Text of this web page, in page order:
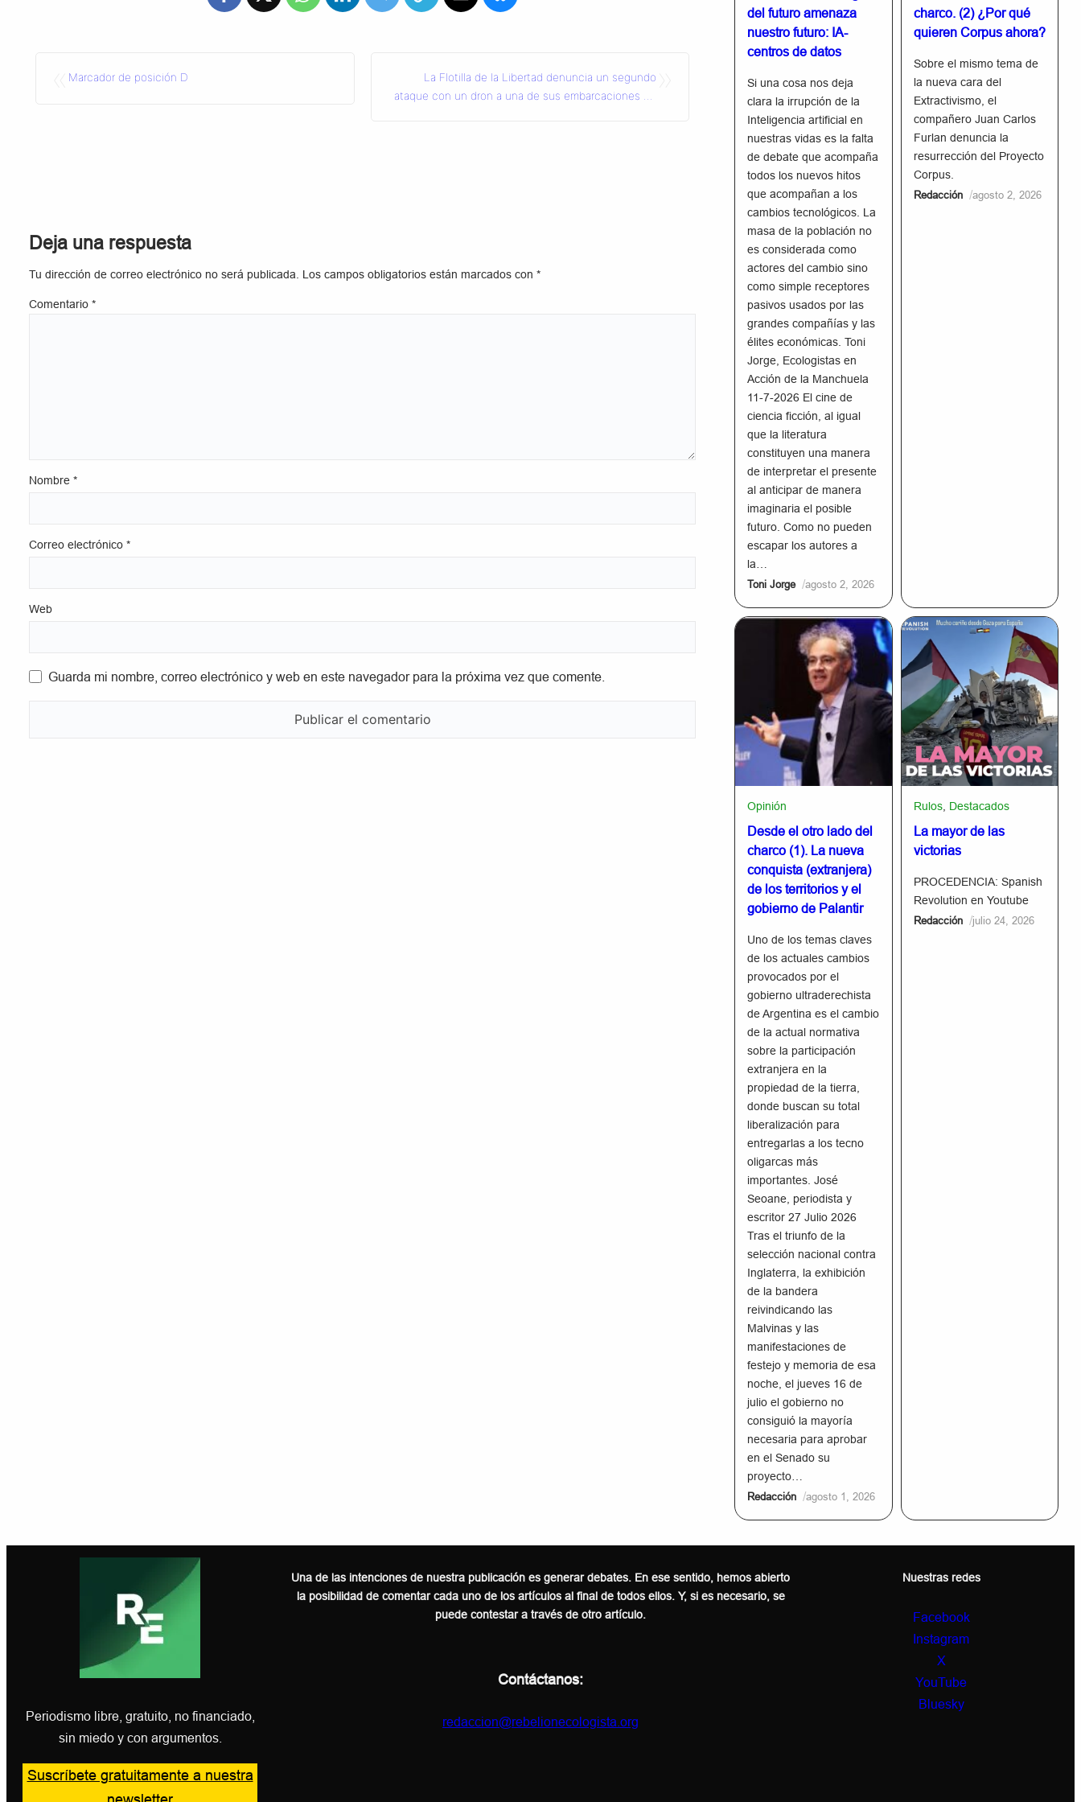
Marcador de posición D
La Flotilla de la Libertad denuncia un segundo
ataque con un dron a una de sus embarcaciones en
Deja una respuesta
Tu dirección de correo electrónico no será publicada. Los campos obligatorios están marcados con *
Comentario *
Nombre *
Correo electrónico *
Web
Guarda mi nombre, correo electrónico y web en este navegador para la próxima vez que comente.
del futuro amenaza
nuestro futuro: IA-
centros de datos
Si una cosa nos deja
clara la irrupción de la
Inteligencia artificial en
nuestras vidas es la falta
de debate que acompaña
todos los nuevos hitos
que acompañan a los
cambios tecnológicos. La
masa de la población no
es considerada como
actores del cambio sino
como simple receptores
pasivos usados por las
grandes compañías y las
élites económicas. Toni
Jorge, Ecologistas en
Acción de la Manchuela
11-7-2026 El cine de
ciencia ficción, al igual
que la literatura
constituyen una manera
de interpretar el presente
al anticipar de manera
imaginaria el posible
futuro. Como no pueden
escapar los autores a
la…
Toni Jorge /agosto 2, 2026
charco. (2) ¿Por qué
quieren Corpus ahora?
Sobre el mismo tema de
la nueva cara del
Extractivismo, el
compañero Juan Carlos
Furlan denuncia la
resurrección del Proyecto
Corpus.
Redacción /agosto 2, 2026
Opinión
Desde el otro lado del
charco (1). La nueva
conquista (extranjera)
de los territorios y el
gobierno de Palantir
Uno de los temas claves
de los actuales cambios
provocados por el
gobierno ultraderechista
de Argentina es el cambio
de la actual normativa
sobre la participación
extranjera en la
propiedad de la tierra,
donde buscan su total
liberalización para
entregarlas a los tecno
oligarcas más
importantes. José
Seoane, periodista y
escritor 27 Julio 2026
Tras el triunfo de la
selección nacional contra
Inglaterra, la exhibición
de la bandera
reivindicando las
Malvinas y las
manifestaciones de
festejo y memoria de esa
noche, el jueves 16 de
julio el gobierno no
consiguió la mayoría
necesaria para aprobar
en el Senado su
proyecto…
Redacción /agosto 1, 2026
Rulos, Destacados
La mayor de las
victorias
PROCEDENCIA: Spanish
Revolution en Youtube
Redacción /julio 24, 2026
Periodismo libre, gratuito, no financiado,
sin miedo y con argumentos.
Suscríbete gratuitamente a nuestra
Una de las intenciones de nuestra publicación es generar debates. En ese sentido, hemos abierto
la posibilidad de comentar cada uno de los artículos al final de todos ellos. Y, si es necesario, se
puede contestar a través de otro artículo.
Contáctanos:
redaccion@rebelionecologista.org
Nuestras redes
Facebook
Instagram
X
YouTube
Bluesky